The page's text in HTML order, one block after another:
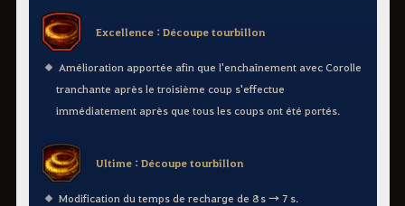
Excellence : Découpe tourbillon
Amélioration apportée afin que l'enchaînement avec Corolle
tranchante après le troisième coup s'effectue
immédiatement après que tous les coups ont été portés.
Ultime : Découpe tourbillon
Modification du temps de recharge de 8 s → 7 s.